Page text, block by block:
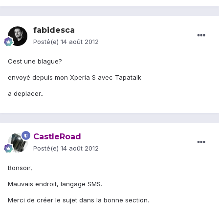
fabidesca
Posté(e) 14 août 2012
Cest une blague?
envoyé depuis mon Xperia S avec Tapatalk
a deplacer..
CastleRoad
Posté(e) 14 août 2012
Bonsoir,
Mauvais endroit, langage SMS.
Merci de créer le sujet dans la bonne section.